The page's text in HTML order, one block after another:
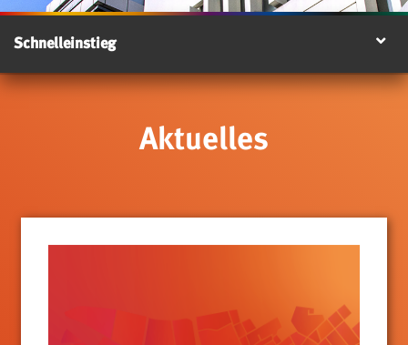
Schnelleinstieg
Aktuelles